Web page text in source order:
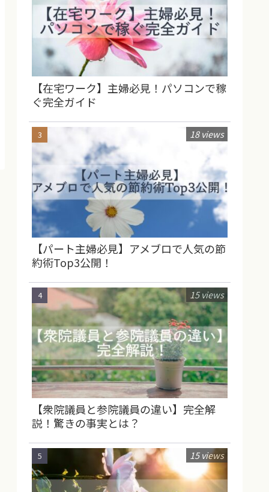
【在宅ワーク】主婦必見！パソコンで稼
ぐ完全ガイド
【パート主婦必見】アメブロで人気の節
約術Top3公開！
18 views
【衆院議員と参院議員の違い】完全解
説！驚きの事実とは？
15 views
15 views